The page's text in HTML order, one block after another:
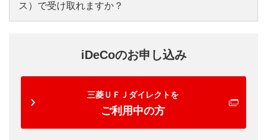
ます。また、退職所得申告書の作成も簡単になり、複
雑な計算は不要となります。このサービスを利用する
・受給権取得時点で運用指図者の方：受給権取得日の
翌日から利用できます。
旬から利用できます。
ス）で受け取れますか？
転送サービスをご利用中の場合は、Web給付のお手続
iDeCoのお申し込み
三菱ＵＦＪダイレクトを
ご利用中の方